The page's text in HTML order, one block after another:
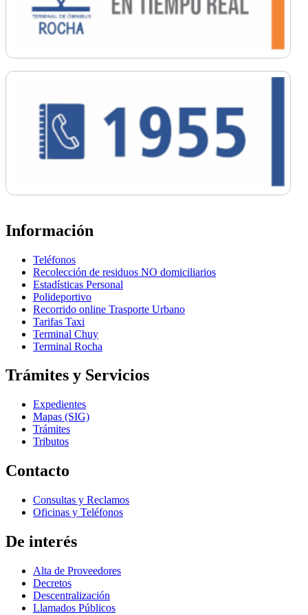
Información
Teléfonos
Recolección de residuos NO domiciliarios
Estadísticas Personal
Polideportivo
Recorrido online Trasporte Urbano
Tarifas Taxi
Terminal Chuy
Terminal Rocha
Trámites y Servicios
Expedientes
Mapas (SIG)
Trámites
Tributos
Contacto
Consultas y Reclamos
Oficinas y Teléfonos
De interés
Alta de Proveedores
Decretos
Descentralización
Llamados Públicos